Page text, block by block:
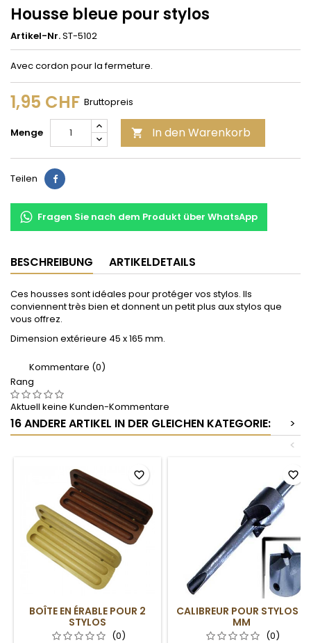
Housse bleue pour stylos
Artikel-Nr.ST-5102
Avec cordon pour la fermeture.
1,95 CHF Bruttopreis
Menge  In den Warenkorb
Teilen Teilen
Fragen Sie nach dem Produkt über WhatsApp
BESCHREIBUNG ARTIKELDETAILS
Ces housses sont idéales pour protéger vos stylos. Ils
conviennent très bien et donnent un petit plus aux stylos que
vous offrez.
Dimension extérieure 45 x 165 mm.
Kommentare (0)
Rang
Aktuell keine Kunden-Kommentare
16 ANDERE ARTIKEL IN DER GLEICHEN KATEGORIE:
>
<
BOÎTE EN ÉRABLE POUR 2
STYLOS
(0)
favorite_border
CALIBREUR POUR STYLOS 7
MM
(0)
favorite_border